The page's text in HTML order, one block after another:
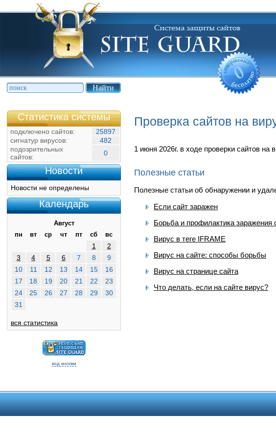
Статистика системы
подключено сайтов:
25897
сигнатур вирусов:
482
подозрительных
сайтов:
0
Новости
Новости не определены
Календарь
Август
пн
вт ср чт пт сб вс
1
2
3
4 5 6 7 8
9
10
11 12 13 14 15
16
17
18 19 20 21 22
23
24
25 26 27 28 29
30
31
вся статистика
код кнопки
Проверка сайтов на
1 июня 2026г. в ходе проверки сайтов
Полезные статьи
Полезные статьи об обнаружении и
Если сайт заражен
Борьба и профилактика заражения
Вирус в теге IFRAME
Вирус на сайте: способы борьбы
Вирус на странице сайта
Что делать, если на сайте вирус?